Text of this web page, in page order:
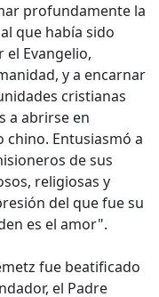
profundamente la
que había sido
el Evangelio,
y a encarnar
cristianas
a abrirse en
Entusiasmó a
de sus
religiosas y
del que fue su
es el amor".
fue beatificado
el Padre